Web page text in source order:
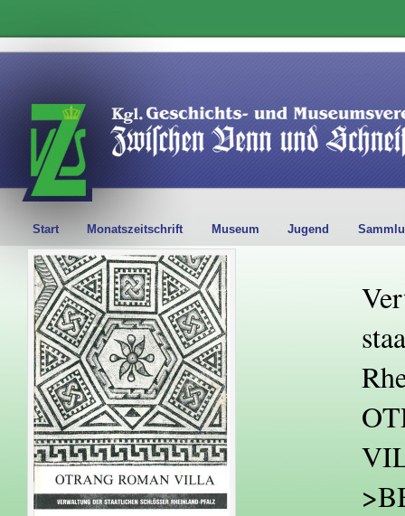
Start Monatszeitschrift Museum Jugend